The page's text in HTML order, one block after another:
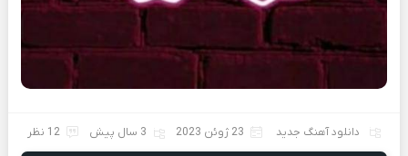
دانلود آهنگ جدید 23 ژوئن 2023 3 سال پیش 12 نظر